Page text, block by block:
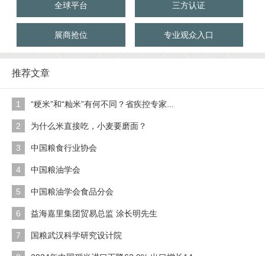
全球平台 三方认证
展商抢位 专业观众入口
推荐文章
1 “粳米”和“籼米”有何不同？省疾控专家...
2 为什么米直接吃，小麦要磨面？
3 中国粮食行业协会
4 中国粮油学会
5 中国粮油学会食品分会
6 益海嘉里集团贸易总监 涂长明先生
7 国粮武汉科学研究设计院